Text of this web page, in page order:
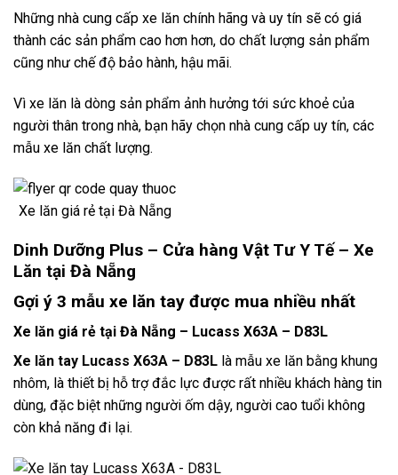
Những nhà cung cấp xe lăn chính hãng và uy tín sẽ có giá
thành các sản phẩm cao hơn hơn, do chất lượng sản phẩm
cũng như chế độ bảo hành, hậu mãi.
Vì xe lăn là dòng sản phẩm ảnh hưởng tới sức khoẻ của
người thân trong nhà, bạn hãy chọn nhà cung cấp uy tín, các
mẫu xe lăn chất lượng.
Xe lăn giá rẻ tại Đà Nẵng
Dinh Dưỡng Plus – Cửa hàng Vật Tư Y Tế – Xe
Lăn tại Đà Nẵng
Gợi ý 3 mẫu xe lăn tay được mua nhiều nhất
Xe lăn giá rẻ tại Đà Nẵng – Lucass X63A – D83L
Xe lăn tay Lucass X63A – D83L là mẫu xe lăn bằng khung
nhôm, là thiết bị hỗ trợ đắc lực được rất nhiều khách hàng tin
dùng, đặc biệt những người ốm dậy, người cao tuổi không
còn khả năng đi lại.